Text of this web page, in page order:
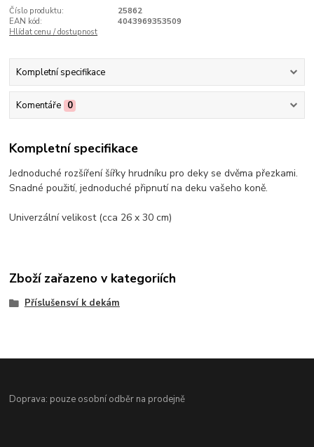
Číslo produktu:
25862
EAN kód:
4043969353509
Hlídat cenu / dostupnost
Kompletní specifikace
Komentáře 0
Kompletní specifikace
Jednoduché rozšíření šířky hrudníku pro deky se dvěma přezkami.
Snadné použití, jednoduché připnutí na deku vašeho koně.
Univerzální velikost (cca 26 x 30 cm)
Zboží zařazeno v kategoriích
Příslušensví k dekám
Doprava: pouze osobní odběr na prodejně